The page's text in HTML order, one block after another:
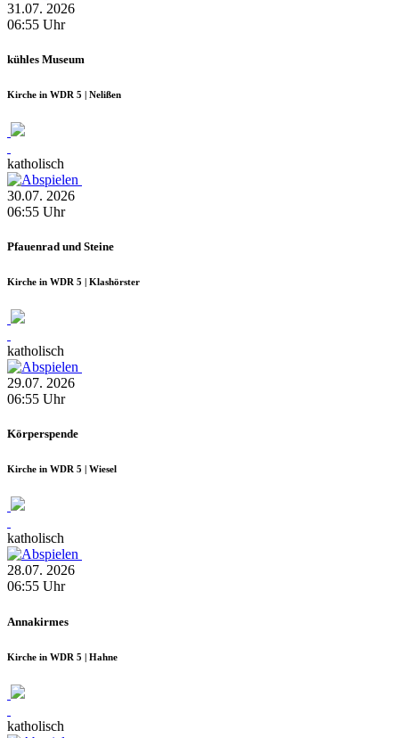
31.07. 2026
06:55 Uhr
kühles Museum
Kirche in WDR 5 | Nelißen
katholisch
30.07. 2026
06:55 Uhr
Pfauenrad und Steine
Kirche in WDR 5 | Klashörster
katholisch
29.07. 2026
06:55 Uhr
Körperspende
Kirche in WDR 5 | Wiesel
katholisch
28.07. 2026
06:55 Uhr
Annakirmes
Kirche in WDR 5 | Hahne
katholisch